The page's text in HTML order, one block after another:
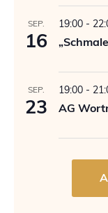
SEP.
16
19:00 -
SEP.
23
19:00 -
AG